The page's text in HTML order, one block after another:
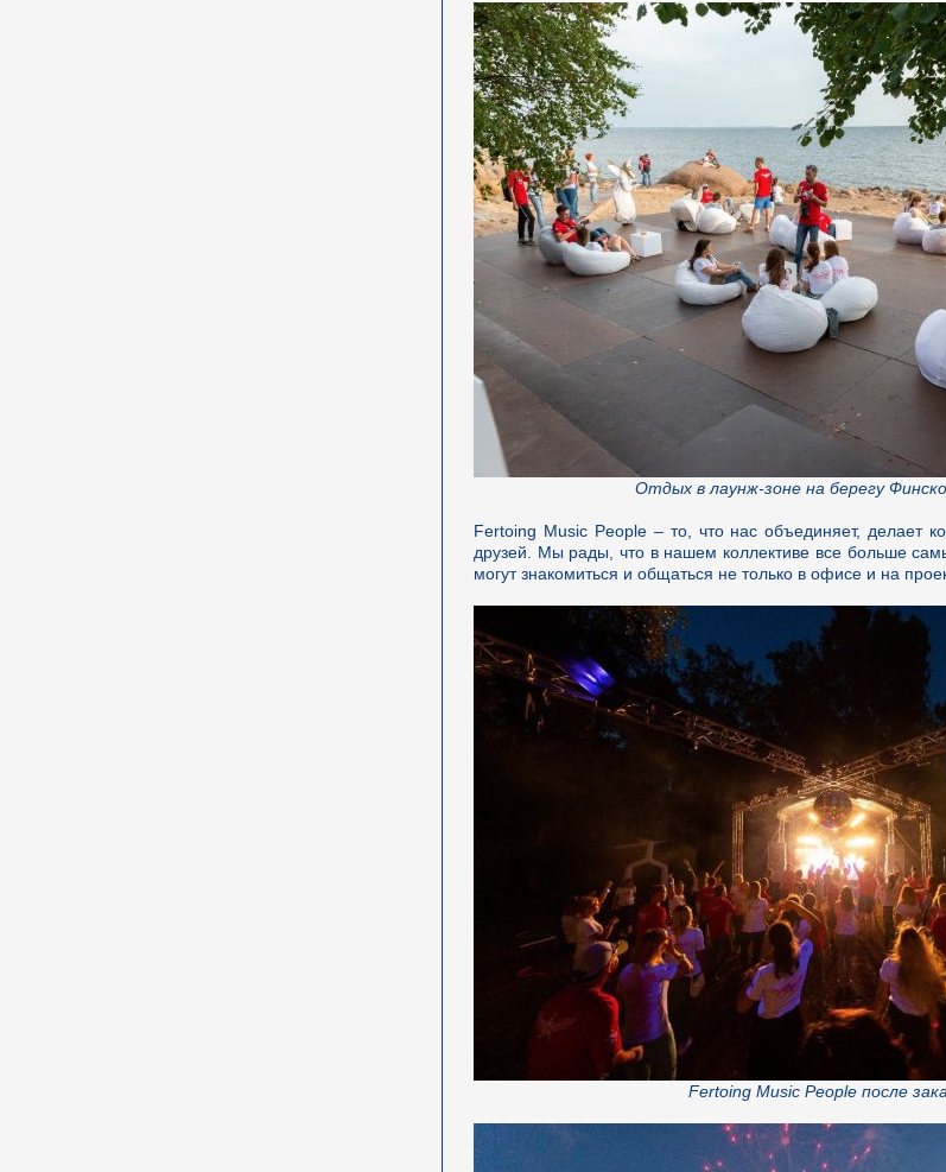
Отдых в лаунж-зоне на берегу
Fertoing Music People – то, что нас объединяет, делает
друзей. Мы рады, что в нашем коллективе все больше
могут знакомиться и общаться не только в офисе и на
Fertoing Music People после